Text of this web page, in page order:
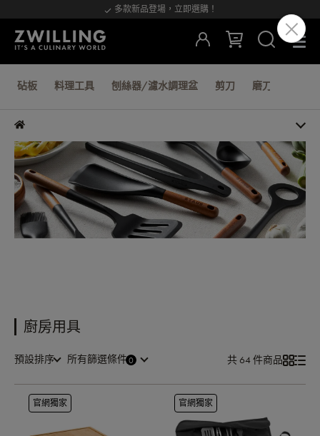
多款新品登場，立即選購！
砧板 料理工具 刨絲器/濾水調理盆 剪刀 磨刀棒/器
廚房用具
預設排序 所有篩選條件 共 64 件商品
官網獨家 官網獨家